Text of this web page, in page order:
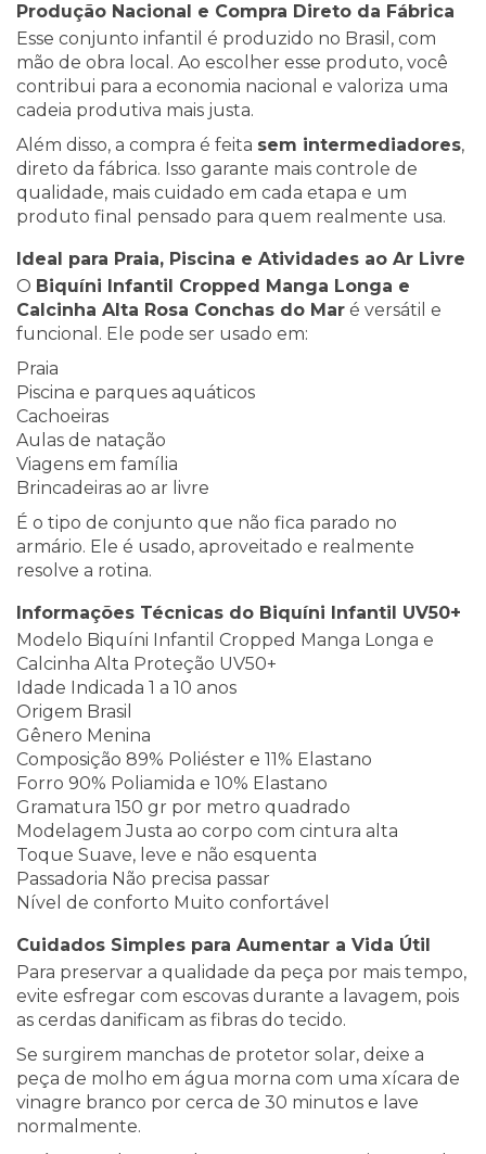
Produção Nacional e Compra Direto da Fábrica
Esse conjunto infantil é produzido no Brasil, com
mão de obra local. Ao escolher esse produto, você
contribui para a economia nacional e valoriza uma
cadeia produtiva mais justa.
Além disso, a compra é feita sem intermediadores,
direto da fábrica. Isso garante mais controle de
qualidade, mais cuidado em cada etapa e um
produto final pensado para quem realmente usa.
Ideal para Praia, Piscina e Atividades ao Ar Livre
O Biquíni Infantil Cropped Manga Longa e
Calcinha Alta Rosa Conchas do Mar é versátil e
funcional. Ele pode ser usado em:
Praia
Piscina e parques aquáticos
Cachoeiras
Aulas de natação
Viagens em família
Brincadeiras ao ar livre
É o tipo de conjunto que não fica parado no
armário. Ele é usado, aproveitado e realmente
resolve a rotina.
Informações Técnicas do Biquíni Infantil UV50+
Modelo Biquíni Infantil Cropped Manga Longa e
Calcinha Alta Proteção UV50+
Idade Indicada 1 a 10 anos
Origem Brasil
Gênero Menina
Composição 89% Poliéster e 11% Elastano
Forro 90% Poliamida e 10% Elastano
Gramatura 150 gr por metro quadrado
Modelagem Justa ao corpo com cintura alta
Toque Suave, leve e não esquenta
Passadoria Não precisa passar
Nível de conforto Muito confortável
Cuidados Simples para Aumentar a Vida Útil
Para preservar a qualidade da peça por mais tempo,
evite esfregar com escovas durante a lavagem, pois
as cerdas danificam as fibras do tecido.
Se surgirem manchas de protetor solar, deixe a
peça de molho em água morna com uma xícara de
vinagre branco por cerca de 30 minutos e lave
normalmente.